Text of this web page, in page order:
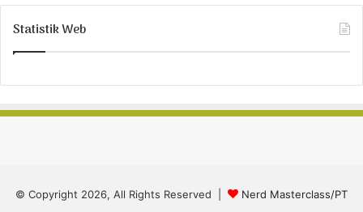
Statistik Web
© Copyright 2026, All Rights Reserved | Nerd Masterclass/PT